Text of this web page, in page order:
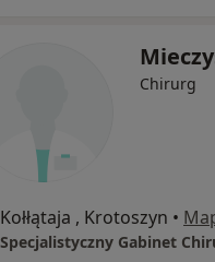
Chirurg
Kołłątaja , Krotoszyn •